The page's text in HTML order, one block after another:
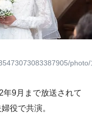
photo/
9月まで放送されて
役で共演。